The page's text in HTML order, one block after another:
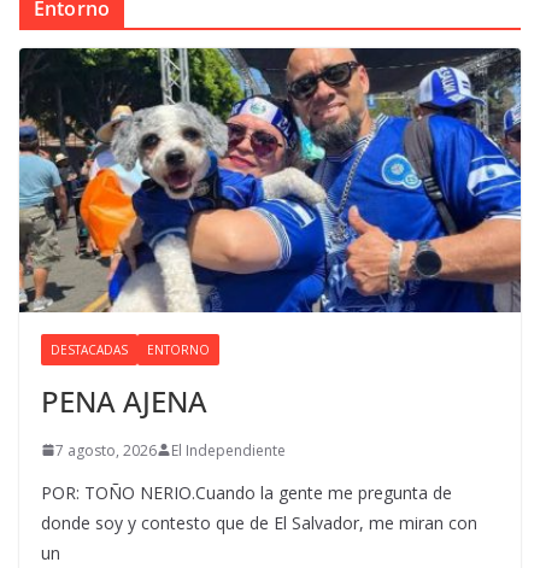
Entorno
DESTACADAS ENTORNO
PENA AJENA
7 agosto, 2026 El Independiente
POR: TOÑO NERIO.Cuando la gente me pregunta de
donde soy y contesto que de El Salvador, me miran con
un